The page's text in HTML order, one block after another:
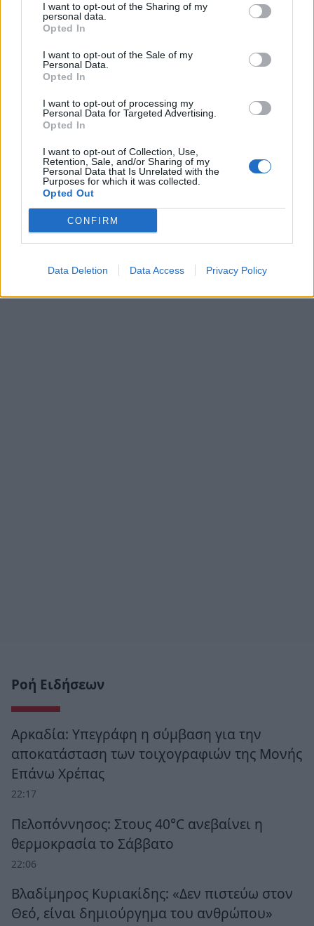
I want to opt-out of the Sharing of my
personal data.
Opted In
I want to opt-out of the Sale of my
Personal Data.
Opted In
I want to opt-out of processing my
Personal Data for Targeted Advertising.
Opted In
I want to opt-out of Collection, Use,
Retention, Sale, and/or Sharing of my
Personal Data that Is Unrelated with the
Purposes for which it was collected.
Opted Out
CONFIRM
Data Deletion Data Access Privacy Policy
Εκπαιδευτικών! Όλοι μαζί να βρεθούμε στον αγώνα
για μια Δημόσια Δωρεάν Παιδεία αντάξια της
Για το Διοικητικό Συμβούλιο
Ο ΠρόεδροςΔημήτρης Ξιάρχος
Ο Γραμματέας
Ροή Ειδήσεων
Αρκαδία: Υπεγράφη η σύμβαση για την
αποκατάσταση των τοιχογραφιών της Μονής
Επάνω Χρέπας
22:17
Πελοπόννησος: Στους 40°C ανεβαίνει η
θερμοκρασία το Σάββατο
22:06
Βλαδίμηρος Κυριακίδης: «Δεν πιστεύω στον
Θεό, είναι δημιούργημα του ανθρώπου»